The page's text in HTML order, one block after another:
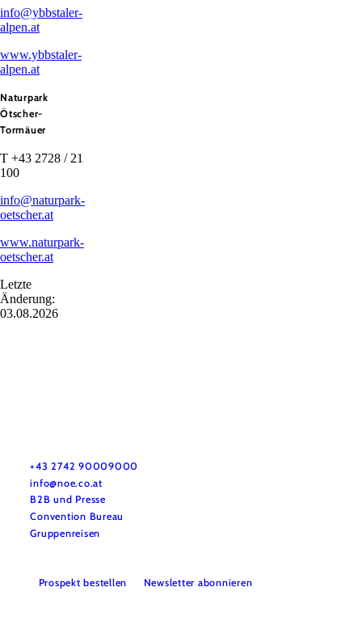
info@ybbstaler-
alpen.at
www.ybbstaler-
alpen.at
Naturpark
Ötscher-
Tormäuer
T +43 2728 / 21
100
info@naturpark-
oetscher.at
www.naturpark-
oetscher.at
Letzte
Änderung:
03.08.2026
+43 2742 90009000
info@noe.co.at
B2B und Presse
Convention Bureau
Gruppenreisen
Prospekt bestellen Newsletter abonnieren